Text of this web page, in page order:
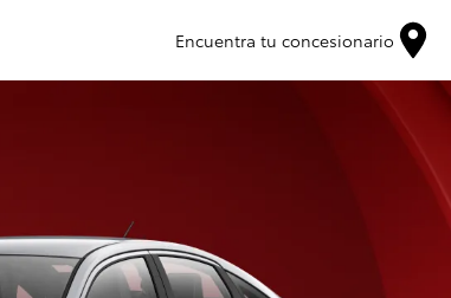
Encuentra tu concesionario